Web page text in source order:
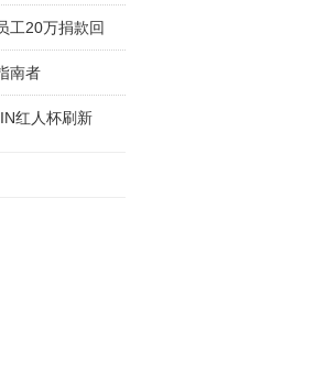
工20万捐款回
南者
红人杯刷新